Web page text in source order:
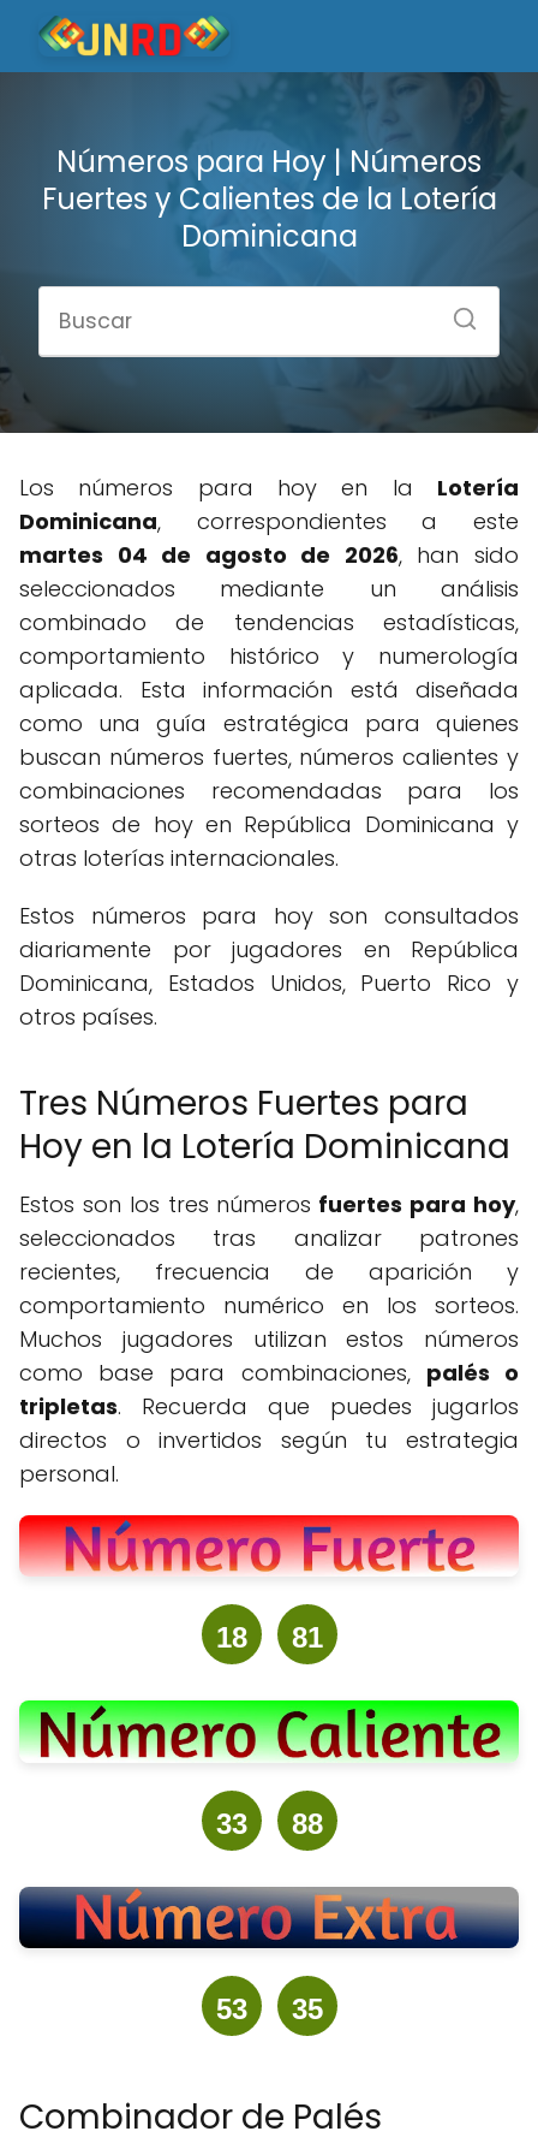
Números para Hoy | Números
Fuertes y Calientes de la Lotería
Dominicana
Los números para hoy en la Lotería
Dominicana, correspondientes a este
martes 04 de agosto de 2026, han sido
seleccionados mediante un análisis
combinado de tendencias estadísticas,
comportamiento histórico y numerología
aplicada. Esta información está diseñada
como una guía estratégica para quienes
buscan números fuertes, números calientes y
combinaciones recomendadas para los
sorteos de hoy en República Dominicana y
otras loterías internacionales.
Estos números para hoy son consultados
diariamente por jugadores en República
Dominicana, Estados Unidos, Puerto Rico y
otros países.
Tres Números Fuertes para
Hoy en la Lotería Dominicana
Estos son los tres números fuertes para hoy,
seleccionados tras analizar patrones
recientes, frecuencia de aparición y
comportamiento numérico en los sorteos.
Muchos jugadores utilizan estos números
como base para combinaciones, palés o
tripletas. Recuerda que puedes jugarlos
directos o invertidos según tu estrategia
personal.
18 81
33 88
53 35
Combinador de Palés